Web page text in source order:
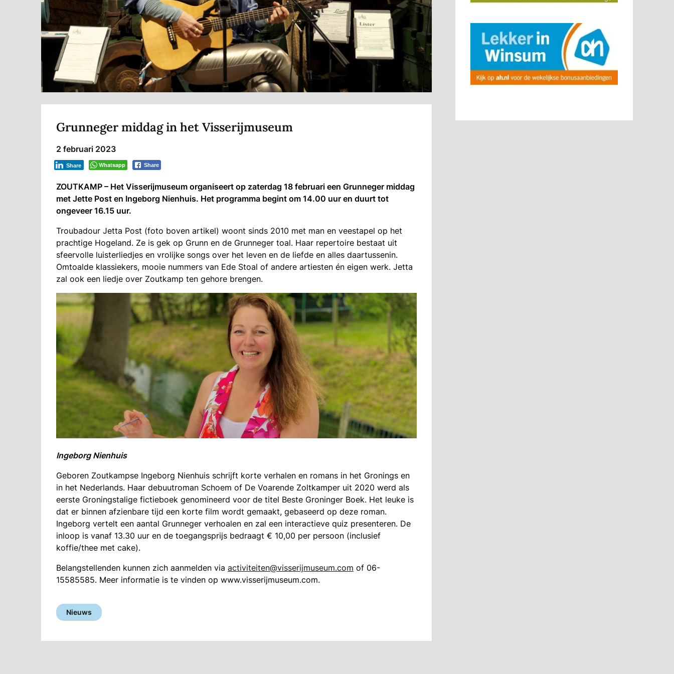
Grunneger middag in het Visserijmuseum
2 februari 2023
Whatsapp Share
Share
ZOUTKAMP – Het Visserijmuseum organiseert op zaterdag 18 februari een Grunneger middag
met Jette Post en Ingeborg Nienhuis. Het programma begint om 14.00 uur en duurt tot
ongeveer 16.15 uur.
Troubadour Jetta Post (foto boven artikel) woont sinds 2010 met man en veestapel op het
prachtige Hogeland. Ze is gek op Grunn en de Grunneger toal. Haar repertoire bestaat uit
sfeervolle luisterliedjes en vrolijke songs over het leven en de liefde en alles daartussenin.
Omtoalde klassiekers, mooie nummers van Ede Stoal of andere artiesten én eigen werk. Jetta
zal ook een liedje over Zoutkamp ten gehore brengen.
Ingeborg Nienhuis
Geboren Zoutkampse Ingeborg Nienhuis schrijft korte verhalen en romans in het Gronings en
in het Nederlands. Haar debuutroman Schoem of De Voarende Zoltkamper uit 2020 werd als
eerste Groningstalige fictieboek genomineerd voor de titel Beste Groninger Boek. Het leuke is
dat er binnen afzienbare tijd een korte film wordt gemaakt, gebaseerd op deze roman.
Ingeborg vertelt een aantal Grunneger verhoalen en zal een interactieve quiz presenteren. De
inloop is vanaf 13.30 uur en de toegangsprijs bedraagt € 10,00 per persoon (inclusief
koffie/thee met cake).
Belangstellenden kunnen zich aanmelden via activiteiten@visserijmuseum.com of 06-
15585585. Meer informatie is te vinden op www.visserijmuseum.com.
Nieuws